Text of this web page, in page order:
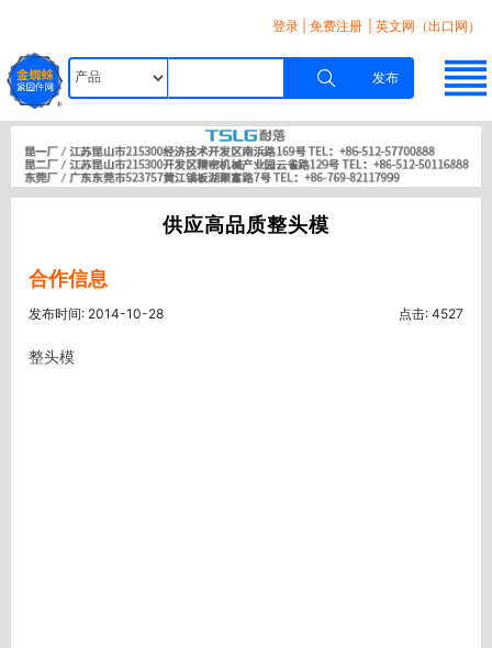
登录 免费注册 | 英文网（出口网）
发布
供应高品质整头模
合作信息
发布时间: 2014-10-28 点击: 4527
整头模